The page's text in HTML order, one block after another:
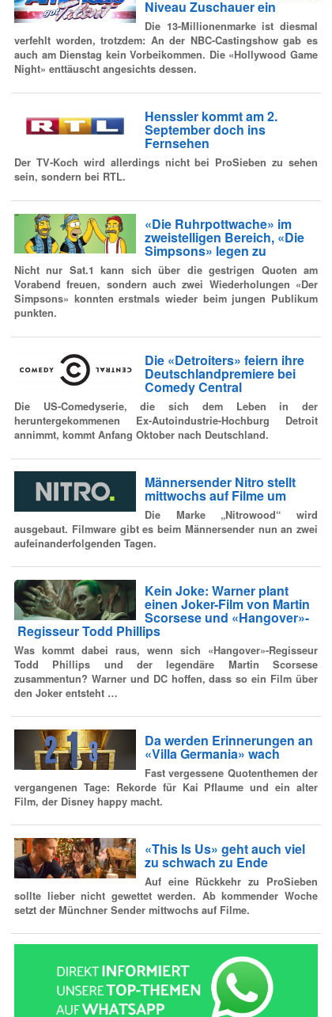
Niveau Zuschauer ein
Die 13-Millionenmarke ist diesmal
verfehlt worden, trotzdem: An der NBC-Castingshow gab es
auch am Dienstag kein Vorbeikommen. Die «Hollywood Game
Night» enttäuscht angesichts dessen.
Henssler kommt am 2.
September doch ins
Fernsehen
Der TV-Koch wird allerdings nicht bei ProSieben zu sehen
sein, sondern bei RTL.
«Die Ruhrpottwache» im
zweistelligen Bereich, «Die
Simpsons» legen zu
Nicht nur Sat.1 kann sich über die gestrigen Quoten am
Vorabend freuen, sondern auch zwei Wiederholungen «Der
Simpsons» konnten erstmals wieder beim jungen Publikum
punkten.
Die «Detroiters» feiern ihre
Deutschlandpremiere bei
Comedy Central
Die US-Comedyserie, die sich dem Leben in der
heruntergekommenen Ex-Autoindustrie-Hochburg Detroit
annimmt, kommt Anfang Oktober nach Deutschland.
Männersender Nitro stellt
mittwochs auf Filme um
Die Marke „Nitrowood“ wird
ausgebaut. Filmware gibt es beim Männersender nun an zwei
aufeinanderfolgenden Tagen.
Kein Joke: Warner plant
einen Joker-Film von Martin
Scorsese und «Hangover»-
Regisseur Todd Phillips
Was kommt dabei raus, wenn sich «Hangover»-Regisseur
Todd Phillips und der legendäre Martin Scorsese
zusammentun? Warner und DC hoffen, dass so ein Film über
den Joker entsteht …
Da werden Erinnerungen an
«Villa Germania» wach
Fast vergessene Quotenthemen der
vergangenen Tage: Rekorde für Kai Pflaume und ein alter
Film, der Disney happy macht.
«This Is Us» geht auch viel
zu schwach zu Ende
Auf eine Rückkehr zu ProSieben
sollte lieber nicht gewettet werden. Ab kommender Woche
setzt der Münchner Sender mittwochs auf Filme.